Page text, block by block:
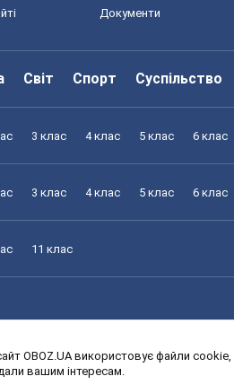
Документи
Світ Спорт Суспільство
3 клас 4 клас 5 клас 6 клас
3 клас 4 клас 5 клас 6 клас
11 клас
3 клас 4 клас 5 клас 6 клас
OBOZ.UA використовує файли
вашим інтересам.